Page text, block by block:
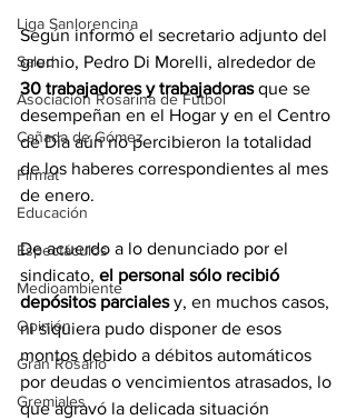
Liga Sanlorencina
Salud
Asociación Rosarina de Fútbol
Cañada de Gómez
Firmat
Educación
Espectáculos
Medioambiente
Opinión
Gran Rosario
Gremiales
Según informó el secretario adjunto del
gremio, Pedro Di Morelli, alrededor de
30 trabajadores y trabajadoras que se
desempeñan en el Hogar y en el Centro
de Día aún no percibieron la totalidad
de los haberes correspondientes al mes
de enero.
De acuerdo a lo denunciado por el
sindicato, el personal sólo recibió
depósitos parciales y, en muchos casos,
ni siquiera pudo disponer de esos
montos debido a débitos automáticos
por deudas o vencimientos atrasados, lo
que agravó la delicada situación